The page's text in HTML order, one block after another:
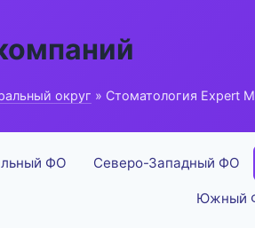
округ » Стоматология Expert
ФО Северо-Западный ФО
Южный